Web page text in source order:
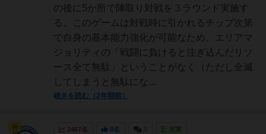
の後に5か所で陣取り対戦を３ラウンド実施す
る。このゲームは対戦時に引かれるチップ次第
で自身の基本能力強化が可能なため、エリアマ
ジョリティの「戦闘に負けると注ぎ込んだリソ
ース全て無駄」ということがなく（ただし全滅
してしまうと無駄にな...
続きを読む（2年弱前）
2467名 8名 充実